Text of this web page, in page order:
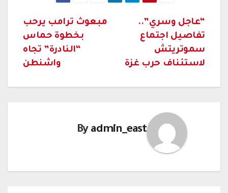
تصفّح
المقالات
مبعوث ترامب يرحب
بخطوة حماس
“النادرة” تجاه
واشنطن
“عاجل وسري”..
تفاصيل اجتماع
سموتريتش
لاستئناف حرب غزة
By admin_east